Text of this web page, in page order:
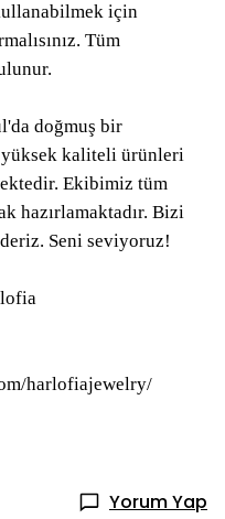
için
Tüm
doğmuş bir
yüksek kaliteli ürünleri
Ekibimiz tüm
hazırlamaktadır. Bizi
Seni seviyoruz!
harlofiajewelry/
Yorum Yap